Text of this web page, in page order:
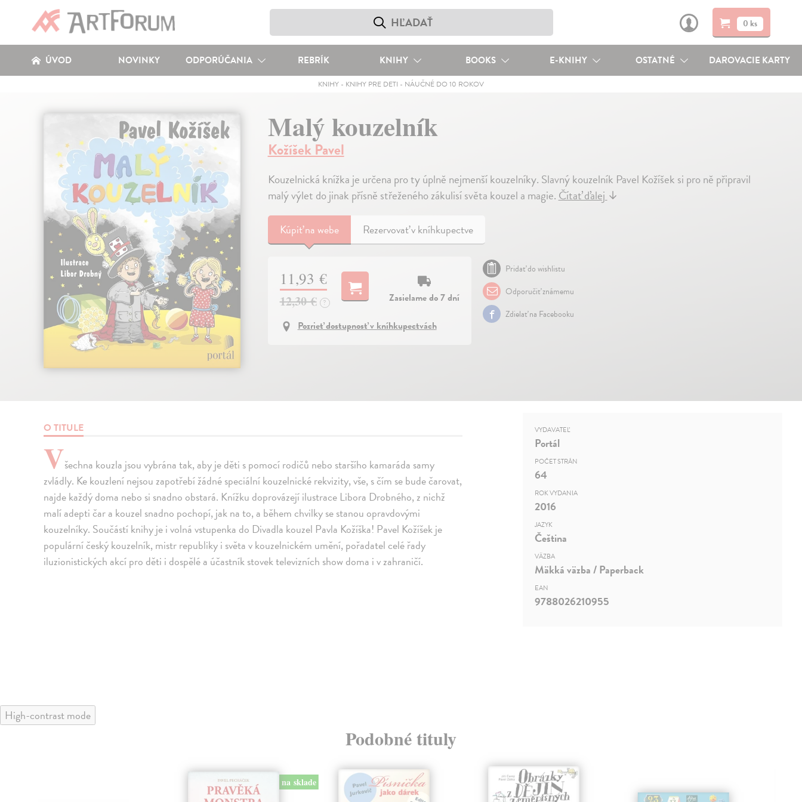
0 ks
ÚVOD NOVINKY ODPORÚČANIA REBRÍK KNIHY BOOKS E-KNIHY OSTATNÉ DAROVACIE KARTY
KNIHY- KNIHY PRE DETI - NÁUČNÉ DO 10 ROKOV
Malý kouzelník
Kožíšek Pavel
Kouzelnická knížka je určena pro ty úplně nejmenší kouzelníky. Slavný kouzelník Pavel Kožíšek si pro ně připravil
malý výlet do jinak přísně střeženého zákulisí světa kouzel a magie.Čítať ďalej↓
Kúpiťna webe Rezervovať v kníhkupectve
11,93 €
12,30 € ?
Zasielame do 7 dní
Pozrieť dostupnosť v kníhkupectvách
Pridať do wishlistu
Odporučiť známemu
Zdielať na Facebooku
O TITULE
Všechna kouzla jsou vybrána tak, aby je děti s pomocí rodičů nebo staršího kamaráda samy
zvládly. Ke kouzlení nejsou zapotřebí žádné speciální kouzelnické rekvizity, vše, s čím se bude čarovat,
najde každý doma nebo si snadno obstará. Knížku doprovázejí ilustrace Libora Drobného, z nichž
malí adepti čar a kouzel snadno pochopí, jak na to, a během chvilky se stanou opravdovými
kouzelníky. Součástí knihy je i volná vstupenka do Divadla kouzel Pavla Kožíška! Pavel Kožíšek je
populární český kouzelník, mistr republiky i světa v kouzelnickém umění, pořadatel celé řady
iluzionistických akcí pro děti i dospělé a účastník stovek televizních show doma i v zahraničí.
VYDAVATEĽ
Portál
POČET STRÁN
64
ROK VYDANIA
2016
JAZYK
Čeština
VÄZBA
Mäkká väzba / Paperback
EAN
9788026210955
High-contrast mode
Podobné tituly
na sklade